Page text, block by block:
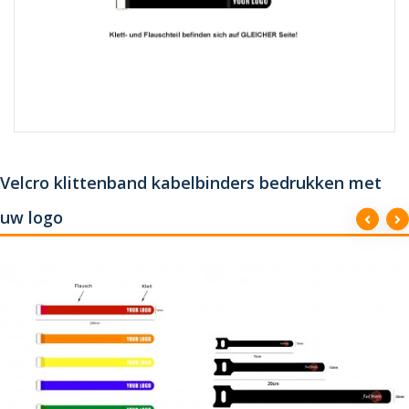
Velcro klittenband kabelbinders bedrukken met
uw logo